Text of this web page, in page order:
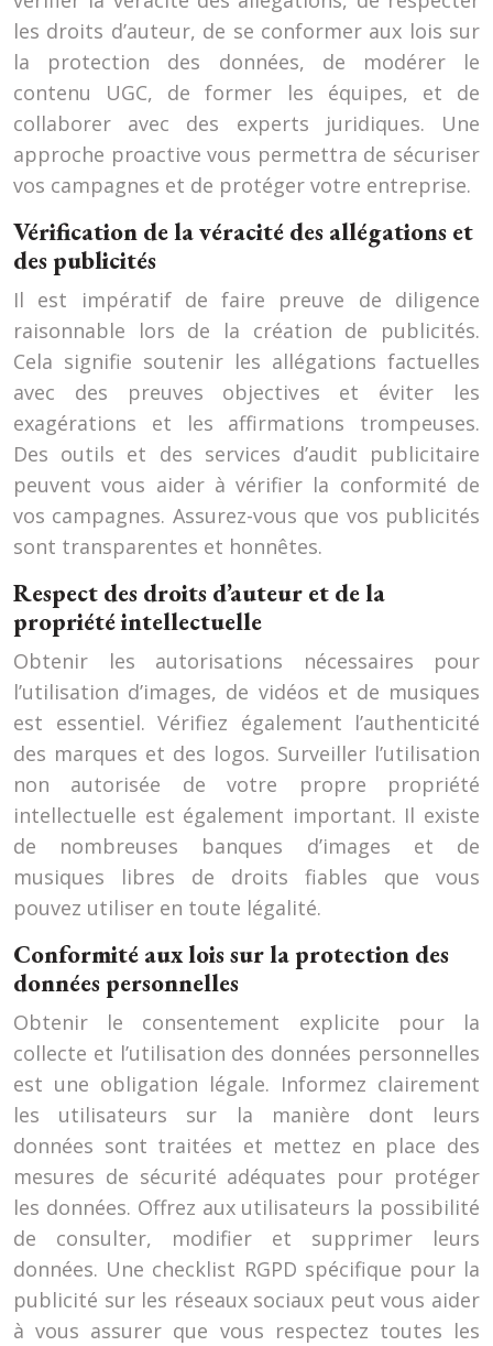
les droits d’auteur, de se conformer aux lois sur
la protection des données, de modérer le
contenu UGC, de former les équipes, et de
collaborer avec des experts juridiques. Une
approche proactive vous permettra de sécuriser
vos campagnes et de protéger votre entreprise.
Vérification de la véracité des allégations et
des publicités
Il est impératif de faire preuve de diligence
raisonnable lors de la création de publicités.
Cela signifie soutenir les allégations factuelles
avec des preuves objectives et éviter les
exagérations et les affirmations trompeuses.
Des outils et des services d’audit publicitaire
peuvent vous aider à vérifier la conformité de
vos campagnes. Assurez-vous que vos publicités
sont transparentes et honnêtes.
Respect des droits d’auteur et de la
propriété intellectuelle
Obtenir les autorisations nécessaires pour
l’utilisation d’images, de vidéos et de musiques
est essentiel. Vérifiez également l’authenticité
des marques et des logos. Surveiller l’utilisation
non autorisée de votre propre propriété
intellectuelle est également important. Il existe
de nombreuses banques d’images et de
musiques libres de droits fiables que vous
pouvez utiliser en toute légalité.
Conformité aux lois sur la protection des
données personnelles
Obtenir le consentement explicite pour la
collecte et l’utilisation des données personnelles
est une obligation légale. Informez clairement
les utilisateurs sur la manière dont leurs
données sont traitées et mettez en place des
mesures de sécurité adéquates pour protéger
les données. Offrez aux utilisateurs la possibilité
de consulter, modifier et supprimer leurs
données. Une checklist RGPD spécifique pour la
publicité sur les réseaux sociaux peut vous aider
à vous assurer que vous respectez toutes les